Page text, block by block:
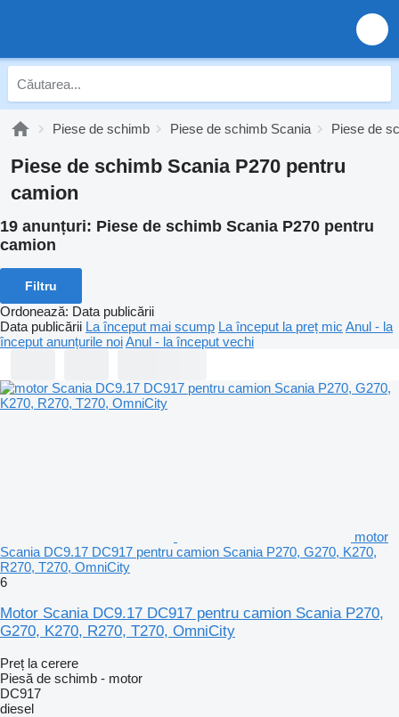
Piese de schimb Piese de schimb Scania Piese de
Piese de schimb Scania P270 pentru
camion
19 anunțuri: Piese de schimb Scania P270 pentru
camion
Filtru
Ordonează: Data publicării
Data publicării La început mai scump La început la preț mic Anul - la
început anunțurile noiAnul - la început vechi
motor
Scania DC9.17 DC917 pentru camion Scania P270, G270, K270,
R270, T270, OmniCity
6
Motor Scania DC9.17 DC917 pentru camion Scania P270,
G270, K270, R270, T270, OmniCity
Preț la cerere
Piesă de schimb - motor
DC917
diesel